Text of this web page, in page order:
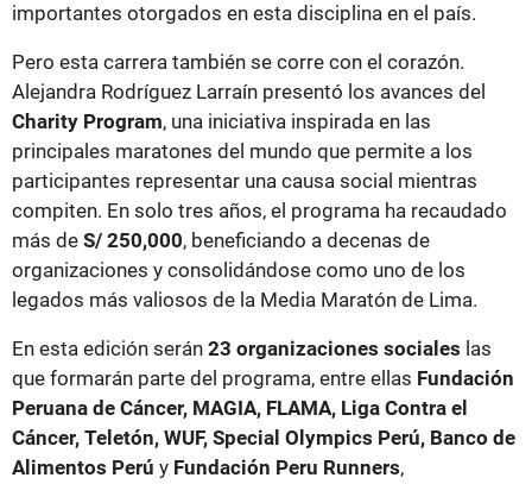
importantes otorgados en esta disciplina en el país.
Pero esta carrera también se corre con el corazón.
Alejandra Rodríguez Larraín presentó los avances del
Charity Program, una iniciativa inspirada en las
principales maratones del mundo que permite a los
participantes representar una causa social mientras
compiten. En solo tres años, el programa ha recaudado
más de S/ 250,000, beneficiando a decenas de
organizaciones y consolidándose como uno de los
legados más valiosos de la Media Maratón de Lima.
En esta edición serán 23 organizaciones sociales las
que formarán parte del programa, entre ellas Fundación
Peruana de Cáncer, MAGIA, FLAMA, Liga Contra el
Cáncer, Teletón, WUF, Special Olympics Perú, Banco de
Alimentos Perú y Fundación Peru Runners,